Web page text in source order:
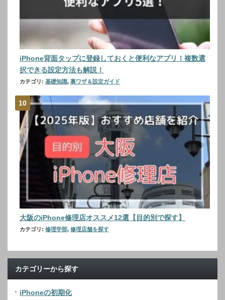
iPhone背面タップに登録しておくと便利なアプリ！複数選
択できる設定方法も解説！
カテゴリ: 基礎知識, 裏ワザ＆設定ガイド
大阪のiPhone修理店オススメ12選【目的別で探す】
カテゴリ: 修理学部, 修理店舗を探す
カテゴリーから探す
iPhoneの初期化